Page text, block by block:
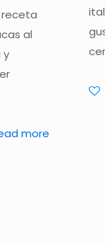
receta
al
y
more